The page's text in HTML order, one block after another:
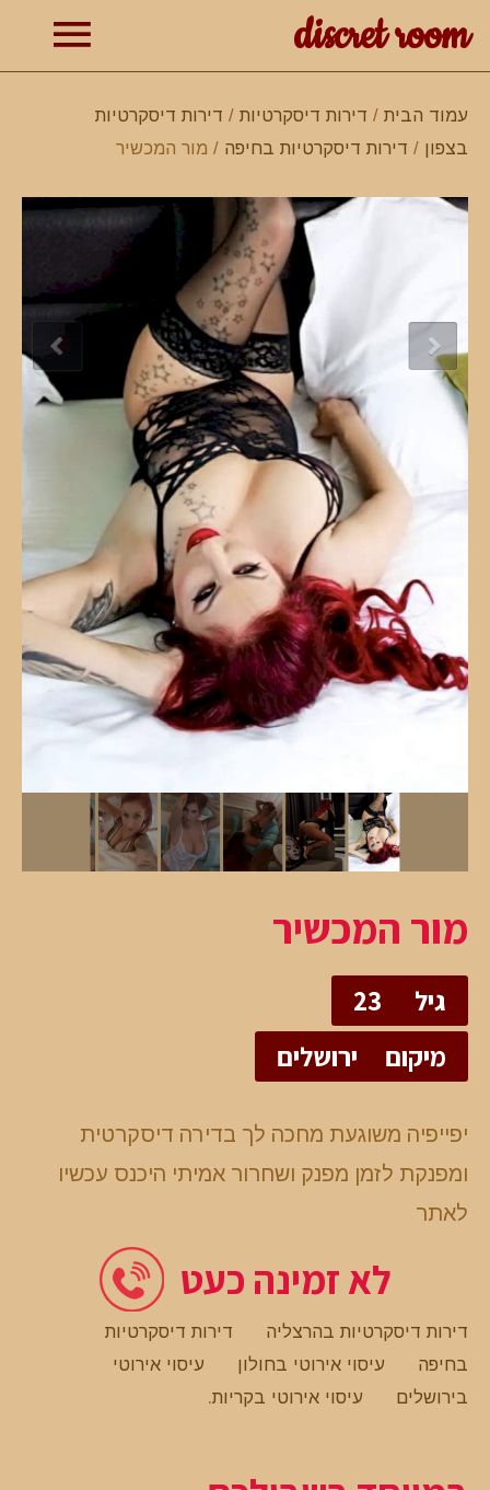
discret room
עמוד הבית / דירות דיסקרטיות / דירות דיסקרטיות
בצפון / דירות דיסקרטיות בחיפה / מור המכשיר
מור המכשיר
גיל
23
מיקום
ירושלים
יפייפיה משוגעת מחכה לך בדירה דיסקרטית
ומפנקת לזמן מפנק ושחרור אמיתי היכנס עכשיו
לאתר
לא זמינה כעט
דירות דיסקרטיות בהרצליה
דירות דיסקרטיות
בחיפה
עיסוי אירוטי בחולון
עיסוי אירוטי
בירושלים
עיסוי אירוטי בקריות.